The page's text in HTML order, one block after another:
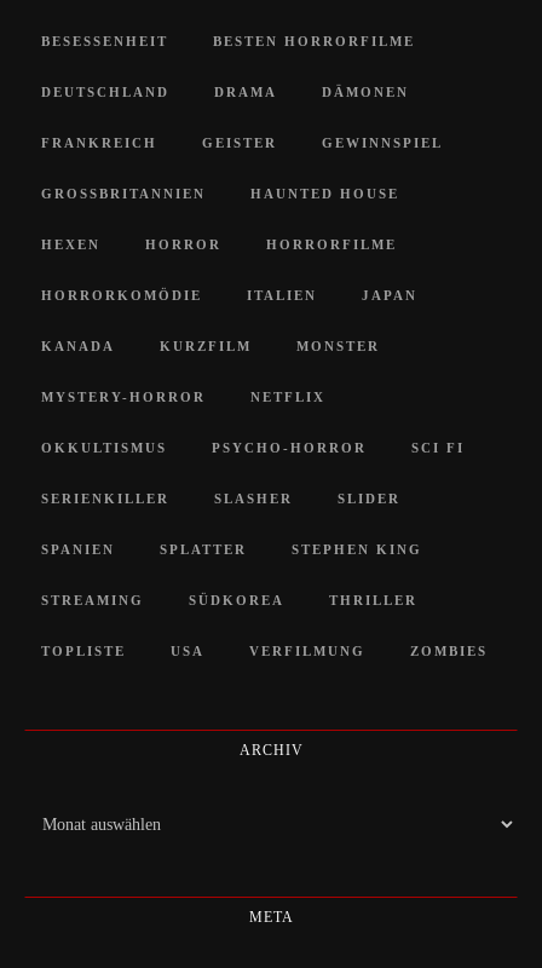
BESESSENHEIT BESTEN HORRORFILME
DEUTSCHLAND DRAMA DÄMONEN
FRANKREICH GEISTER GEWINNSPIEL
GROSSBRITANNIEN HAUNTED HOUSE
HEXEN HORROR HORRORFILME
HORRORKOMÖDIE ITALIEN JAPAN
KANADA KURZFILM MONSTER
MYSTERY-HORROR NETFLIX
OKKULTISMUS PSYCHO-HORROR SCI FI
SERIENKILLER SLASHER SLIDER
SPANIEN SPLATTER STEPHEN KING
STREAMING SÜDKOREA THRILLER
TOPLISTE USA VERFILMUNG ZOMBIES
ARCHIV
Archiv
META